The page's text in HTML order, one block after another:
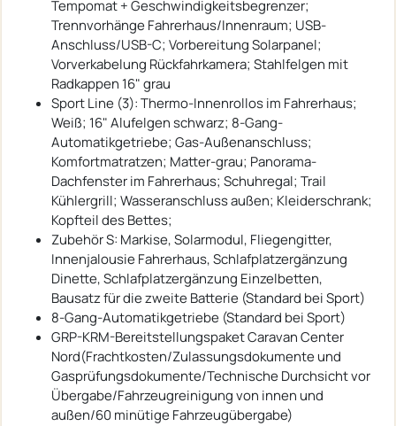
Tempomat + Geschwindigkeitsbegrenzer;
Trennvorhänge Fahrerhaus/Innenraum; USB-
Anschluss/USB-C; Vorbereitung Solarpanel;
Vorverkabelung Rückfahrkamera; Stahlfelgen mit
Radkappen 16" grau
Sport Line (3): Thermo-Innenrollos im Fahrerhaus;
Weiß; 16" Alufelgen schwarz; 8-Gang-
Automatikgetriebe; Gas-Außenanschluss;
Komfortmatratzen; Matter-grau; Panorama-
Dachfenster im Fahrerhaus; Schuhregal; Trail
Kühlergrill; Wasseranschluss außen; Kleiderschrank;
Kopfteil des Bettes;
Zubehör S: Markise, Solarmodul, Fliegengitter,
Innenjalousie Fahrerhaus, Schlafplatzergänzung
Dinette, Schlafplatzergänzung Einzelbetten,
Bausatz für die zweite Batterie (Standard bei Sport)
8-Gang-Automatikgetriebe (Standard bei Sport)
GRP-KRM-Bereitstellungspaket Caravan Center
Nord(Frachtkosten/Zulassungsdokumente und
Gasprüfungsdokumente/Technische Durchsicht vor
Übergabe/Fahrzeugreinigung von innen und
außen/60 minütige Fahrzeugübergabe)